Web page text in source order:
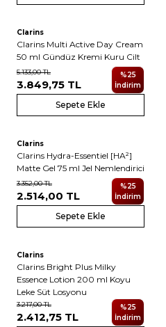
Clarins
Clarins Multi Active Day Cream
50 ml Gündüz Kremi Kuru Cilt
5.133,00TL
3.849,75 TL
%25
İndirim
Sepete Ekle
Clarins
Clarins Hydra-Essentiel [HA²]
Matte Gel 75 ml Jel Nemlendirici
3.352,00TL
2.514,00 TL
%25
İndirim
Sepete Ekle
Clarins
Clarins Bright Plus Milky
Essence Lotion 200 ml Koyu
Leke Süt Losyonu
3.217,00TL
2.412,75 TL
%25
İndirim